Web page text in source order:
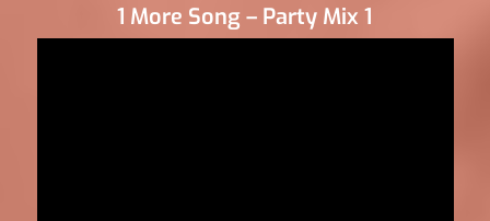
1 More Song – Party Mix 1